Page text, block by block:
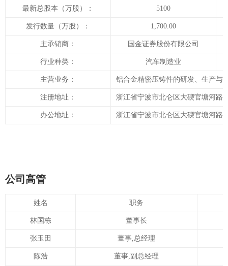
最新总股本（万股）： 5100
发行数量（万股）： 1,700.00
主承销商： 国金证券股份有限公司
行业种类： 汽车制造业
主营业务： 铝合金精密压铸件的研发、生产与
注册地址： 浙江省宁波市北仑区大碶官塘河路
办公地址： 浙江省宁波市北仑区大碶官塘河路
公司高管
姓名 职务
林国栋 董事长
张玉田 董事,总经理
陈浩 董事,副总经理